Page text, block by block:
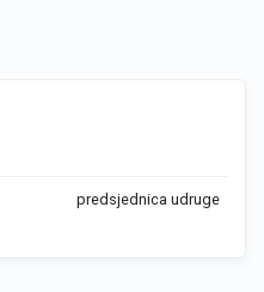
predsjednica udruge